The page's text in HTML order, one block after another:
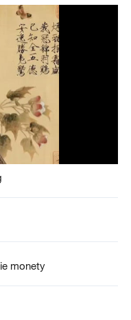
monety